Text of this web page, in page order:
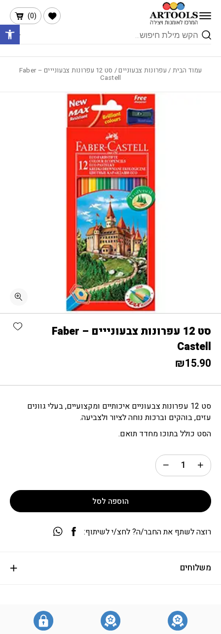
Skip to Content
Products
search
(
0
)
הרשימה שלי
עמוד הבית / עפרונות צבעוניים / סט 12 עפרונות צבעונייים – Faber
Castell
סט 12 עפרונות צבעונייים – Faber
Castell
₪15.90
סט 12 עפרונות צבעוניים איכותיים ומקצועיים, בעלי גוונים
עזים, בוהקים וברכות נוחה לציור ולצביעה.
הסט כולל בתוכו מחדד תואם.
הוספה לסל
משלוחים
רוצה לשתף את החבר/ה? לחצ/י לשיתוף:
בחזרה למעלה